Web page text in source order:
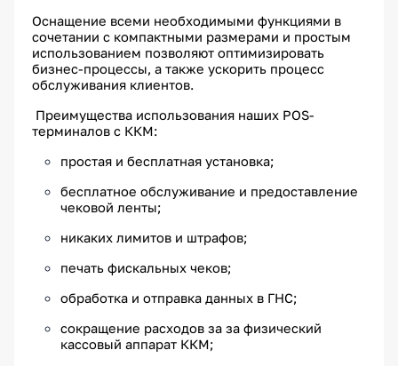
Оснащение всеми необходимыми функциями в
сочетании с компактными размерами и простым
использованием позволяют оптимизировать
бизнес-процессы, а также ускорить процесс
обслуживания клиентов.
Преимущества использования наших POS-
терминалов с ККМ:
простая и бесплатная установка;
бесплатное обслуживание и предоставление
чековой ленты;
никаких лимитов и штрафов;
печать фискальных чеков;
обработка и отправка данных в ГНС;
сокращение расходов за за физический
кассовый аппарат ККМ;